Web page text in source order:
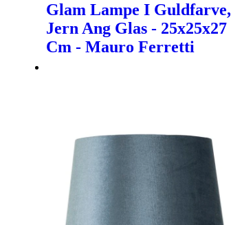
Glam Lampe I Guldfarve,
Jern Ang Glas - 25x25x27
Cm - Mauro Ferretti